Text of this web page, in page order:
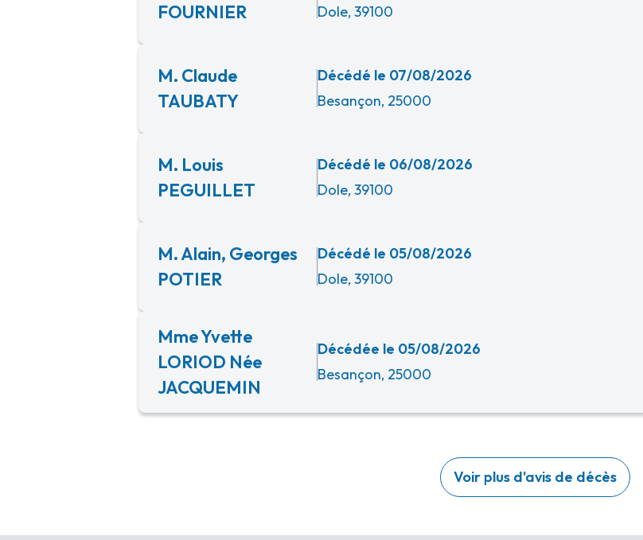
FOURNIER
Dole, 39100
M. Claude
TAUBATY
Décédé le 07/08/2026
Besançon, 25000
M. Louis
PEGUILLET
Décédé le 06/08/2026
Dole, 39100
M. Alain, Georges
POTIER
Décédé le 05/08/2026
Dole, 39100
Mme Yvette
LORIOD Née
JACQUEMIN
Décédée le 05/08/2026
Besançon, 25000
Voir plus d'avis de décès